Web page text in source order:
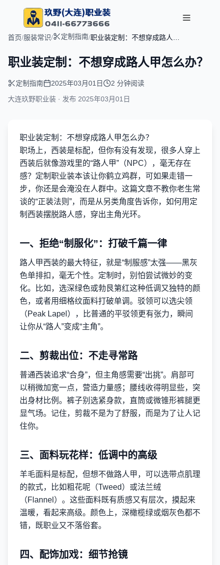
首页/服装常识/ 定制指南/职业装定制：不想穿成路人甲
职业装定制：不想穿成路人甲怎么办？
定制指南 2025年03月01日
2 分钟阅读
大连玖野职业装 · 发布 2025年03月01日
职业装定制：不想穿成路人甲怎么办？
职场上，西装是标配，但你有没有发现，很多人穿上
西装后就像游戏里的“路人甲”（NPC），毫无存在
感？定制职业装本该让你鹤立鸡群，可如果走错一
步，你还是会淹没在人群中。这篇文章不教你老生常
谈的“正装法则”，而是从另类角度告诉你，如何用定
制西装摆脱路人感，穿出主角光环。
一、拒绝“制服化”：打破千篇一律
路人甲西装的最大特征，就是“制服感”太强——黑灰
色单排扣，毫无个性。定制时，别怕尝试微妙的变
化。比如，选深绿色或勃艮第红这种低调又独特的颜
色，或者用细格纹面料打破单调。驳领可以选尖领
（Peak Lapel），比普通的平驳领更有张力，瞬间
让你从“路人”变成“主角”。
二、剪裁出位：不走寻常路
普通西装追求“合身”，但主角感需要“出挑”。肩部可
以稍微加宽一点，营造力量感；腰线收得明显些，突
出身材比例。裤子别选紧身款，直筒或微锥形裤腿更
显气场。记住，剪裁不是为了舒服，而是为了让人记
住你。
三、面料玩花样：低调中的高级
羊毛面料是标配，但想不做路人甲，可以选带点肌理
的款式，比如粗花呢（Tweed）或法兰绒
（Flannel）。这些面料既有质感又有层次，摸起来
温暖，看起来高级。颜色上，深橄榄绿或烟灰色都不
错，既职业又不落俗套。
四、配饰加戏：细节抢镜